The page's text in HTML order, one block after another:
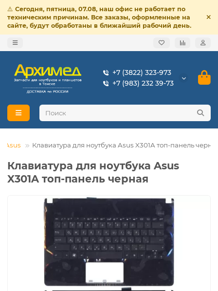
⚠️ Сегодня, пятница, 07.08, наш офис не работает по
техническим причинам. Все заказы, оформленные на
сайте, будут обработаны в ближайший рабочий день.
+7 (3822) 323-973
+7 (983) 232 39-73
Asus Клавиатура для ноутбука Asus X301A топ-панель
Клавиатура для ноутбука Asus
X301A топ-панель черная